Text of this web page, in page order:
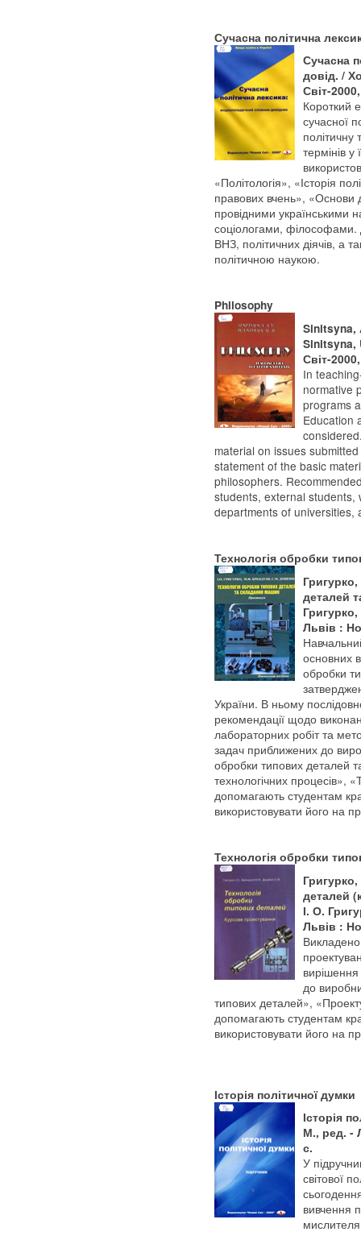
Сучасна політична
Сучасна
довід. /
Світ-
Короткий
сучасної
термінів
«Політологія», «Історія
правових вчень», «Основи
провідними українськими
соціологами, філософами.
ВНЗ, політичних діячів, а
політичною наукою.
Philosophy
Sinitsyna,
Sinitsyna,
Світ-
In
normative
programs
Education
material on issues
statement of the basic
philosophers.
students, external
departments of universities,
Технологія обробки
деталей
Львів :
основних
обробки
України. В ньому
рекомендації щодо
лабораторних робіт та
задач приближених до
обробки типових деталей
технологічних процесів»,
допомагають студентам
використовувати його на
Технологія обробки
деталей
І. О.
Львів :
до
типових деталей»,
допомагають студентам
використовувати його на
Історія політичної думки
Історія
М., ред. -
с.
У
світової
вивчення